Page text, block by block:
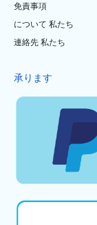
免責事項
について 私たち
連絡先 私たち
承ります